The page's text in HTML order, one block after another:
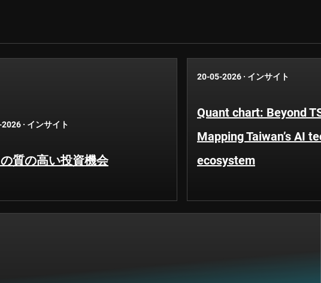
· インサイト
質の高い投資機会
20-05-2026 · インサイト
Quant chart: Beyond
Mapping Taiwan’s AI
ecosystem